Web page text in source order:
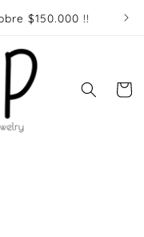
$150.000 !!
Carrito